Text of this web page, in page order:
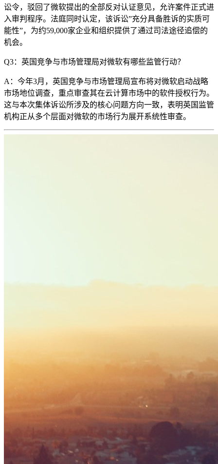
讼令，驳回了微软提出的全部反对认证意见，允许案件正式进
入审判程序。法庭同时认定，该诉讼”充分具备胜诉的实质可
能性”，为约59,000家企业和组织提供了通过司法途径追偿的
机会。
Q3：英国竞争与市场管理局对微软有哪些监管行动？
A：今年3月，英国竞争与市场管理局宣布将对微软启动战略
市场地位调查，重点审查其在云计算市场中的软件授权行为。
这与本次集体诉讼所涉及的核心问题方向一致，表明英国监管
机构正从多个层面对微软的市场行为展开系统性审查。